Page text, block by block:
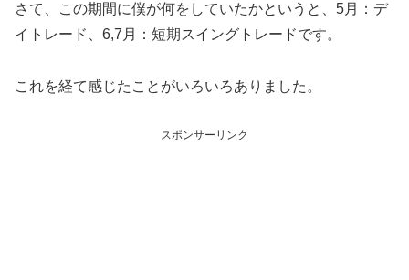
さて、この期間に僕が何をしていたかというと、5月：デ
イトレード、6,7月：短期スイングトレードです。
これを経て感じたことがいろいろありました。
スポンサーリンク